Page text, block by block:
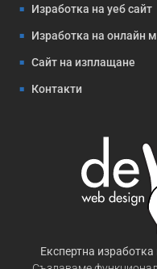
Изработка на уеб сайт
Изработка на онлайн
Сайт на изплащане
Контакти
Експертна